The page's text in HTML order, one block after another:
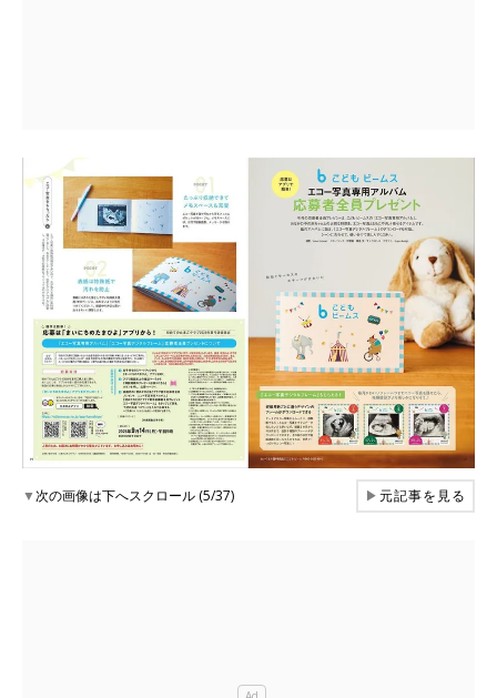
▼次の画像は下へスクロール (5/37) ▶元記事を見る